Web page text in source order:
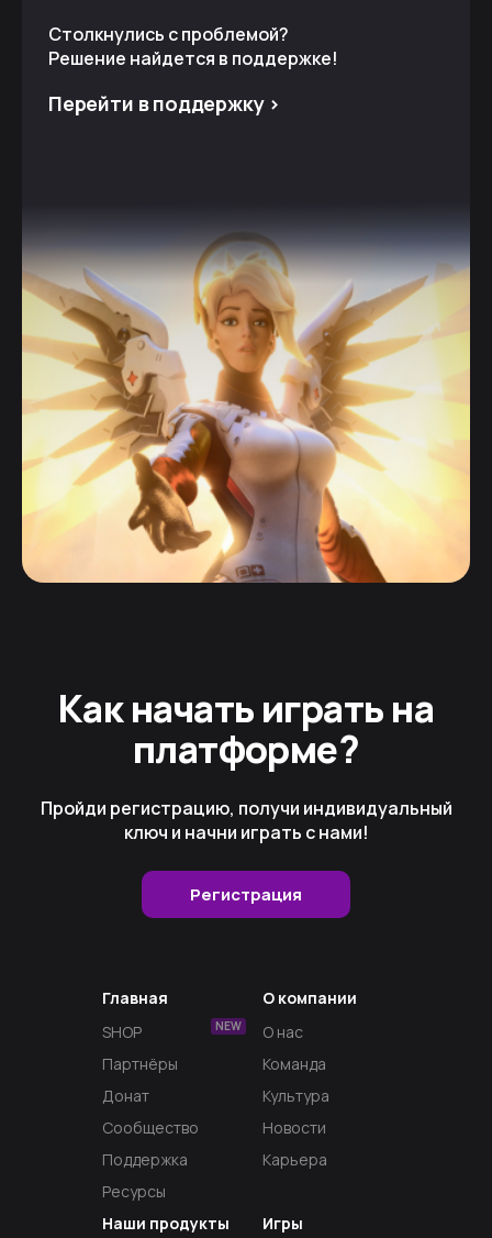
Столкнулись с проблемой?
Решение найдется в поддержке!
Перейти в поддержку >
Как начать играть на
платформе?
Пройди регистрацию, получи индивидуальный
ключ и начни играть с нами!
Регистрация
Главная
SHOP
NEW
Партнёры
Донат
Сообщество
Поддержка
Ресурсы
Наши продукты
Игры
О компании
О нас
Команда
Культура
Новости
Карьера